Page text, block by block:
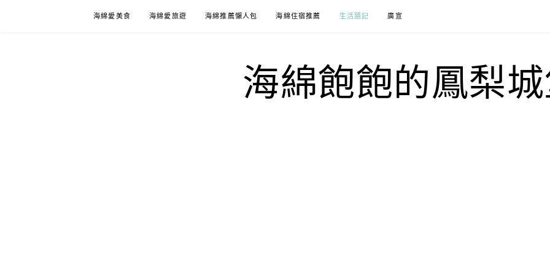
海綿愛美食 海綿愛旅遊 海綿推薦懶人包 海綿住宿推薦 生活隨記 廣宣
海綿飽飽的鳳梨